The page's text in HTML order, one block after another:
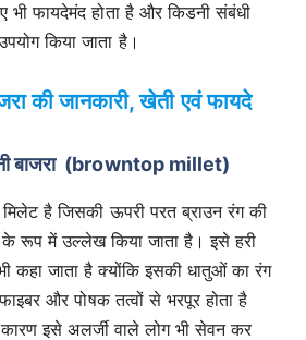
भी फायदेमंद होता है और किडनी संबंधी
किया जाता है।
की जानकारी, खेती एवं फायदे
बाजरा (browntop millet)
मिलेट है जिसकी ऊपरी परत ब्राउन रंग की
के रूप में उल्लेख किया जाता है। इसे हरी
कहा जाता है क्योंकि इसकी धातुओं का रंग
और पोषक तत्वों से भरपूर होता है
इसे अलर्जी वाले लोग भी सेवन कर